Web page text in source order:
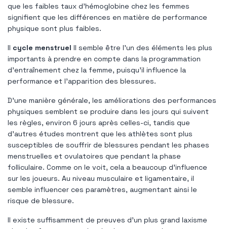
que les faibles taux d'hémoglobine chez les femmes
signifient que les différences en matière de performance
physique sont plus faibles.
Il cycle menstruel Il semble être l'un des éléments les plus
importants à prendre en compte dans la programmation
d'entraînement chez la femme, puisqu'il influence la
performance et l'apparition des blessures.
D'une manière générale, les améliorations des performances
physiques semblent se produire dans les jours qui suivent
les règles, environ 6 jours après celles-ci, tandis que
d'autres études montrent que les athlètes sont plus
susceptibles de souffrir de blessures pendant les phases
menstruelles et ovulatoires que pendant la phase
folliculaire. Comme on le voit, cela a beaucoup d’influence
sur les joueurs. Au niveau musculaire et ligamentaire, il
semble influencer ces paramètres, augmentant ainsi le
risque de blessure.
Il existe suffisamment de preuves d’un plus grand laxisme